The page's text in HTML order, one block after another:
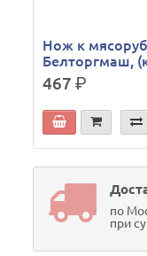
Нож к
Белторгмаш,
467р.
по
при